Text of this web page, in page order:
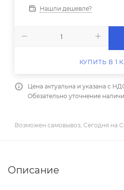
Нашли дешевле?
КУПИТЬ В 1
Цена актуальна и указана с
Обязательно уточнение
Возможен самовывоз, Сегодня на
Описание